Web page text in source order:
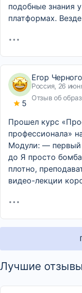
подобные знания
платформах.
5
Егор
Россия, 26
Отзыв об
Прошел курс
профессионала»
Модули: — первый
до Я просто
плотно,
видео-лекции
Лучшие отзывы